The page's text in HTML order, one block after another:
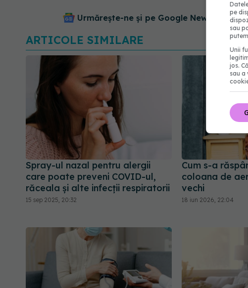
Urmărește-ne și pe Google News -
ARTICOLE SIMILARE
Spray-ul nazal pentru alergii
care poate preveni COVID-ul,
răceala și alte infecții respiratorii
15 sep 2025, 20:32
Cum s-a
coloana de
vechi
18 iun 2026, 22:04
pe
sau
Unii
jos.
sau a